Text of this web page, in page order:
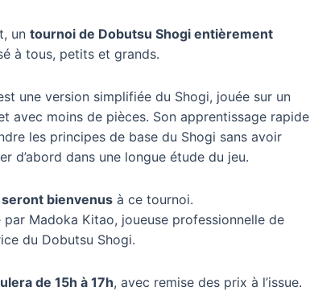
un tournoi de Dobutsu Shogi entièrement
à tous, petits et grands.
une version simplifiée du Shogi, jouée sur un
avec moins de pièces. Son apprentissage rapide
les principes de base du Shogi sans avoir
d’abord dans une longue étude du jeu.
bienvenus à ce tournoi.
par Madoka Kitao, joueuse professionnelle de
du Dobutsu Shogi.
de 15h à 17h, avec remise des prix à l’issue.